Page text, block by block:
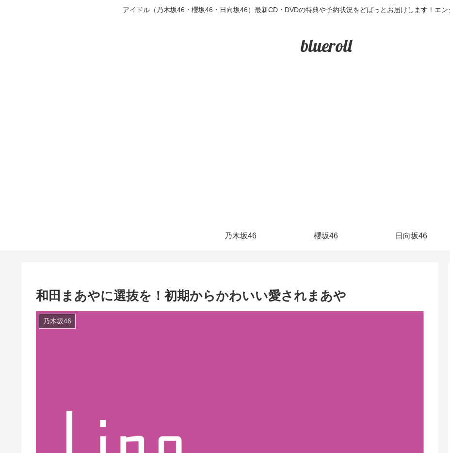
アイドル（乃木坂46・櫻坂46・日向坂46）最新CD・DVDの特典や予約状況をどばっとお届けします！エン
blueroll
乃木坂46 櫻坂46 日向坂46
和田まあやに選抜を！初期からかわいい愛されまあや
乃木坂46